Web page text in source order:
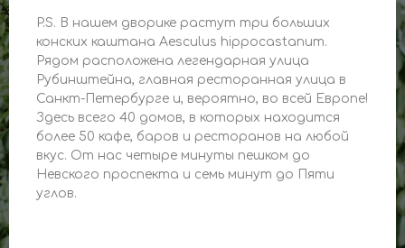
P.S. В нашем дворике растут три больших
конских каштана Аesculus hippocastanum.
Рядом расположена легендарная улица
Рубинштейна, главная ресторанная улица в
Санкт-Петербурге и, вероятно, во всей Европе!
Здесь всего 40 домов, в которых находится
более 50 кафе, баров и ресторанов на любой
вкус. От нас четыре минуты пешком до
Невского проспекта и семь минут до Пяти
углов.